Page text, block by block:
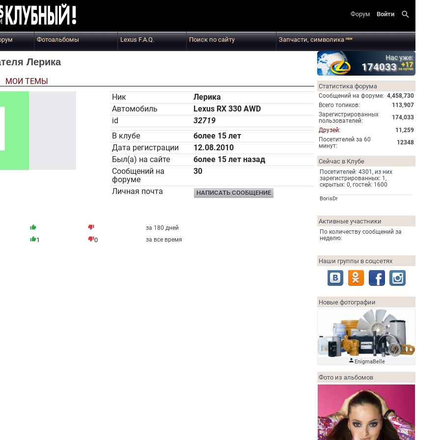
Форум Войти search
Фотоальбомы Lexus F.A.Q. Поиск по сайту Запчасти, символикаnew
Лерика
МОИ ТЕМЫ
Ник
Лерика
Автомобиль
Lexus RX 330 AWD
id
32719
В клубе
более 15 лет
Дата регистрации
12.08.2010
Был(а) на сайте
более 15 лет назад
Сообщений на
форуме
30
Личная почта НАПИСАТЬ СООБЩЕНИЕ
thumb_up thumb_down за 180 дней
thumb_up1 thumb_down0 за все время
Нас уже:
174033 +17
за сутки
Статистика форума
Cообщений на форуме: 4,458,730
Всего топиков:
113,907
Зарегистрированных
пользователей:
174,033
Друзей:
11,259
Посетителей за 60
минут:
12348
Сейчас в Клубе
Посетителей: 4301, из них
зарегистрированных: 1,
скрытых: 0, гостей: 1600
BorisDr
Активные участники
По количеству сообщений за
неделю:
Наши группы в соцсетях
Новые фотографии
 EnigmaBelle
Фото из альбомов